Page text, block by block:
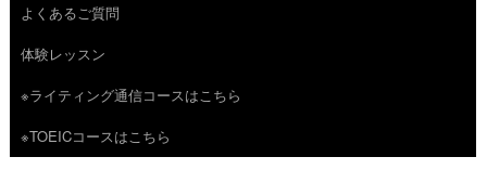
ツ
へ
ス
キ
よくあるご質問
体験レッスン
※ライティング通信コースはこちら
※TOEICコースはこちら